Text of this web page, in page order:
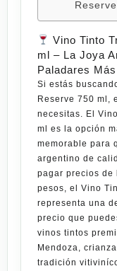
Vino Tinto
ml – La Joya
Paladares
Si estás
Reserve 750 ml
,
necesitas. El
ml es la opción
memorable para
argentino de
pagar precios de
pesos , el Vino
representa una
precio que
vinos tintos
Mendoza,
tradición